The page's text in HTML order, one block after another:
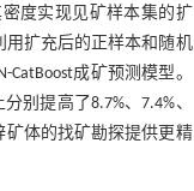
度实现见矿样本集的扩
用扩充后的正样本和随机
成矿预测模型。
别提高了8.7%、7.4%、
矿体的找矿勘探提供更精